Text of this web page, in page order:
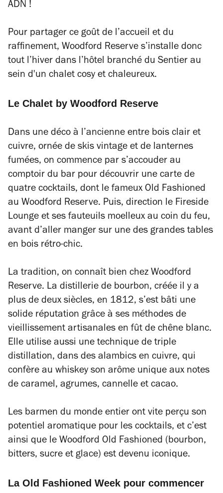
ADN !
Pour partager ce goût de l’accueil et du
raffinement, Woodford Reserve s’installe donc
tout l’hiver dans l’hôtel branché du Sentier au
sein d'un chalet cosy et chaleureux.
Le Chalet by Woodford Reserve
Dans une déco à l’ancienne entre bois clair et
cuivre, ornée de skis vintage et de lanternes
fumées, on commence par s’accouder au
comptoir du bar pour découvrir une carte de
quatre cocktails, dont le fameux Old Fashioned
au Woodford Reserve. Puis, direction le Fireside
Lounge et ses fauteuils moelleux au coin du feu,
avant d’aller manger sur une des grandes tables
en bois rétro-chic.
La tradition, on connaît bien chez Woodford
Reserve. La distillerie de bourbon, créée il y a
plus de deux siècles, en 1812, s’est bâti une
solide réputation grâce à ses méthodes de
vieillissement artisanales en fût de chêne blanc.
Elle utilise aussi une technique de triple
distillation, dans des alambics en cuivre, qui
confère au whiskey son arôme unique aux notes
de caramel, agrumes, cannelle et cacao.
Les barmen du monde entier ont vite perçu son
potentiel aromatique pour les cocktails, et c’est
ainsi que le Woodford Old Fashioned (bourbon,
bitters, sucre et glace) est devenu iconique.
La Old Fashioned Week pour commencer